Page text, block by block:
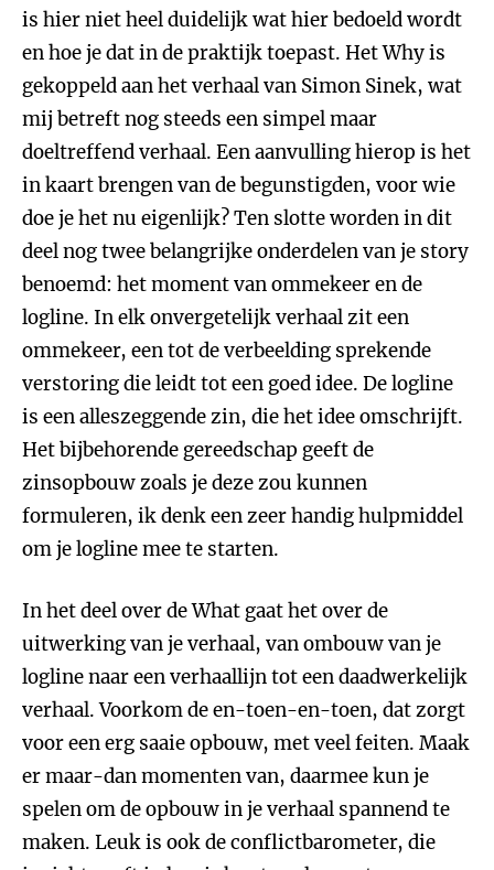
is hier niet heel duidelijk wat hier bedoeld wordt
en hoe je dat in de praktijk toepast. Het Why is
gekoppeld aan het verhaal van Simon Sinek, wat
mij betreft nog steeds een simpel maar
doeltreffend verhaal. Een aanvulling hierop is het
in kaart brengen van de begunstigden, voor wie
doe je het nu eigenlijk? Ten slotte worden in dit
deel nog twee belangrijke onderdelen van je story
benoemd: het moment van ommekeer en de
logline. In elk onvergetelijk verhaal zit een
ommekeer, een tot de verbeelding sprekende
verstoring die leidt tot een goed idee. De logline
is een alleszeggende zin, die het idee omschrijft.
Het bijbehorende gereedschap geeft de
zinsopbouw zoals je deze zou kunnen
formuleren, ik denk een zeer handig hulpmiddel
om je logline mee te starten.
In het deel over de What gaat het over de
uitwerking van je verhaal, van ombouw van je
logline naar een verhaallijn tot een daadwerkelijk
verhaal. Voorkom de en-toen-en-toen, dat zorgt
voor een erg saaie opbouw, met veel feiten. Maak
er maar-dan momenten van, daarmee kun je
spelen om de opbouw in je verhaal spannend te
maken. Leuk is ook de conflictbarometer, die